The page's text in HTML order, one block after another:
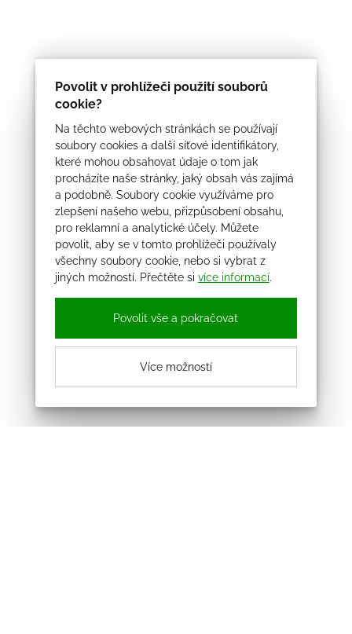
Povolit v prohlížeči použití souborů
cookie?
Na těchto webových stránkách se používají
soubory cookies a další síťové identifikátory,
které mohou obsahovat údaje o tom jak
procházíte naše stránky, jaký obsah vás zajímá
a podobně. Soubory cookie využíváme pro
zlepšení našeho webu, přizpůsobení obsahu,
pro reklamní a analytické účely. Můžete
povolit, aby se v tomto prohlížeči používaly
všechny soubory cookie, nebo si vybrat z
jiných možností. Přečtěte si více informací.
Povolit vše a pokračovat
Více možností